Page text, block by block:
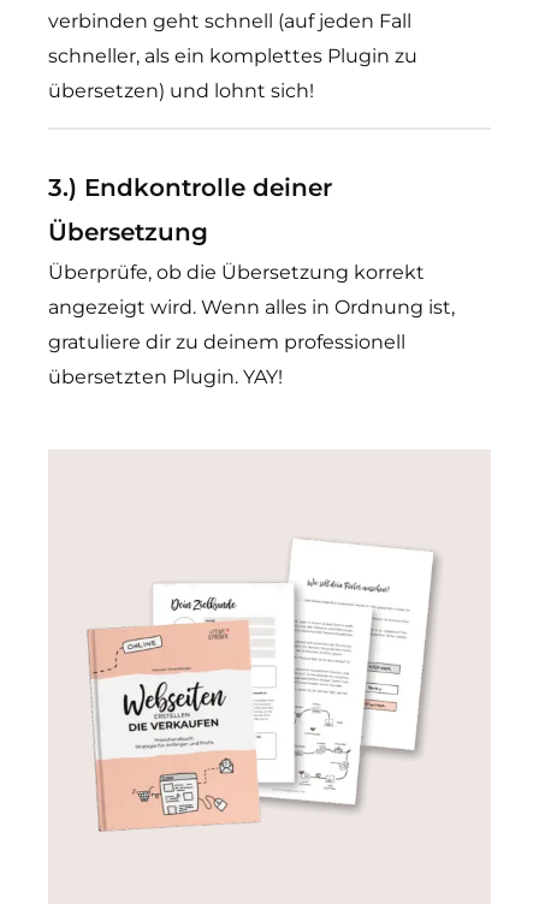
verbinden geht schnell (auf jeden Fall
schneller, als ein komplettes Plugin zu
übersetzen) und lohnt sich!
3.) Endkontrolle deiner
Übersetzung
Überprüfe, ob die Übersetzung korrekt
angezeigt wird. Wenn alles in Ordnung ist,
gratuliere dir zu deinem professionell
übersetzten Plugin. YAY!